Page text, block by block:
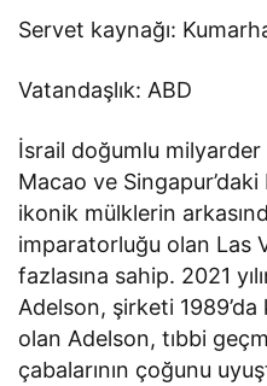
Servet kaynağı:
Vatandaşlık: ABD
İsrail doğumlu milyarder
Macao ve
ikonik mülklerin
imparatorluğu olan Las
fazlasına sahip. 2021
Adelson, şirketi
olan Adelson, tıbbi
çabalarının çoğunu